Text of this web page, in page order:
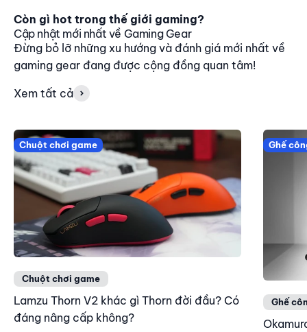
Còn gì hot trong thế giới gaming?
Cập nhật mới nhất về Gaming Gear
Đừng bỏ lỡ những xu hướng và đánh giá mới nhất về
gaming gear đang được cộng đồng quan tâm!
Xem tất cả
Chuột chơi game
Chuột chơi game
Lamzu Thorn V2 khác gì Thorn đời đầu? Có
đáng nâng cấp không?
Ghế
Ghế